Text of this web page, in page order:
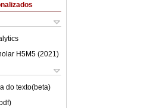
H5M5 (2021 )
do texto(beta)